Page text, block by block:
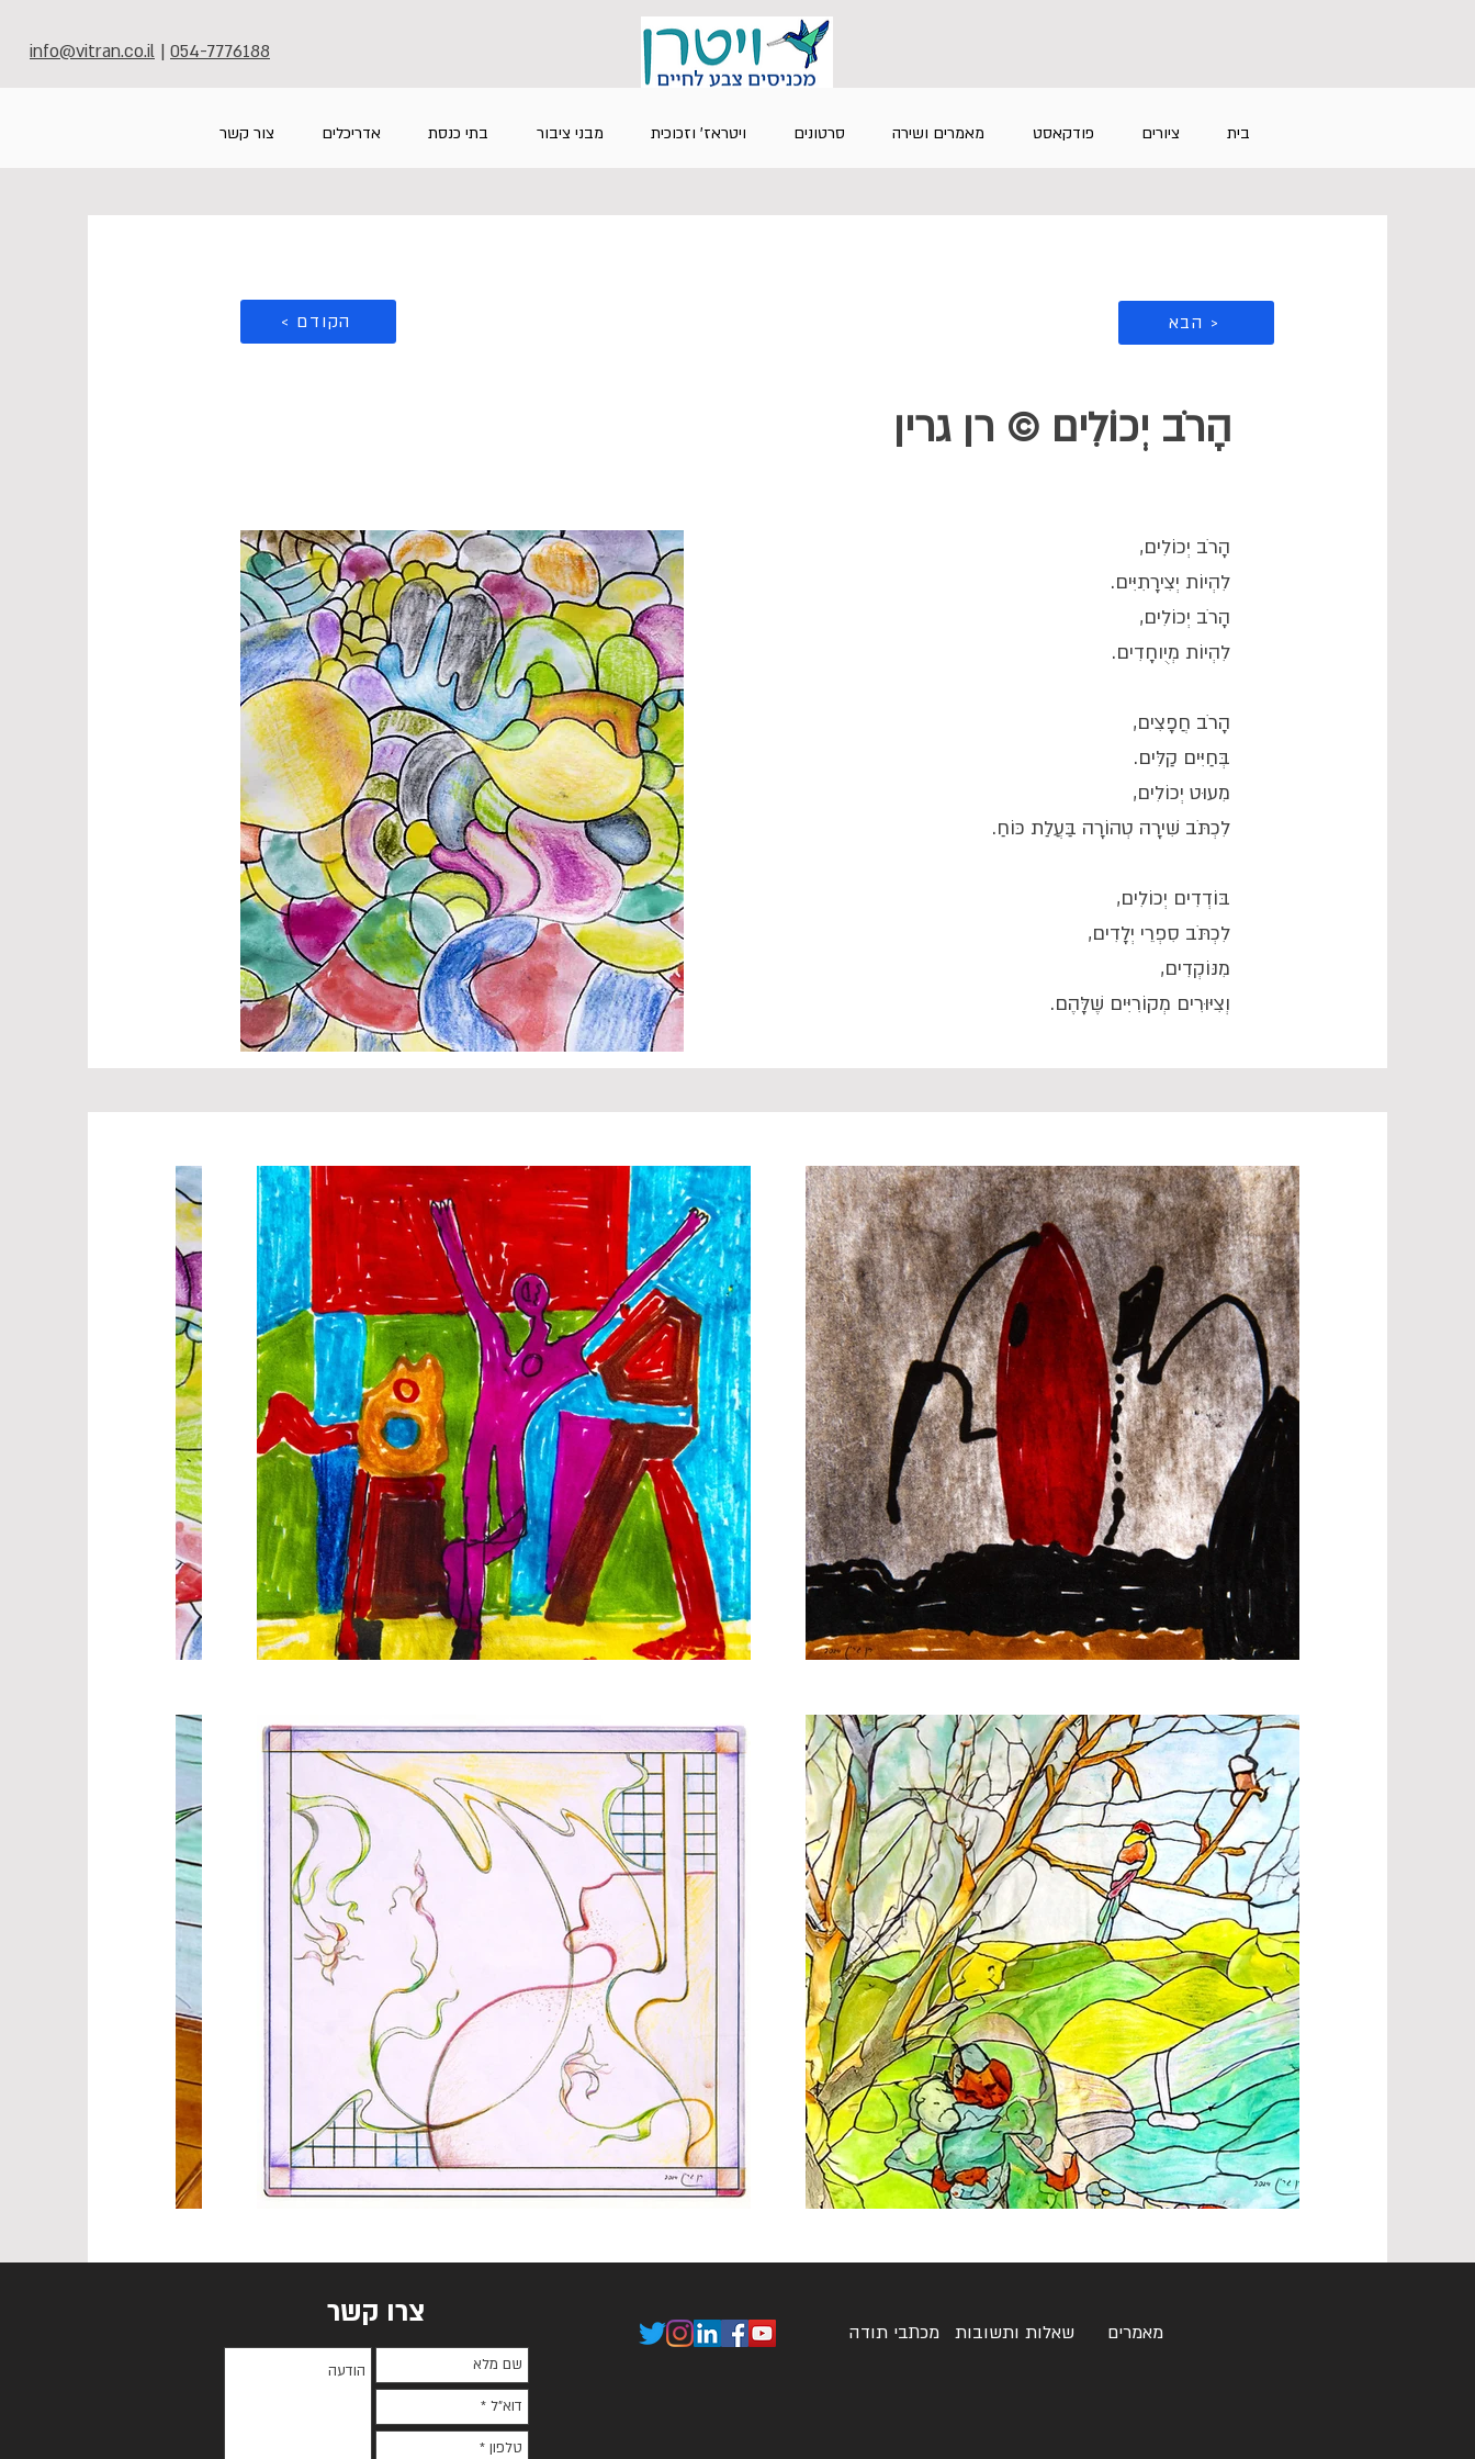
info@vitran.co.il | 054-7776188
בית ציורים פודקאסט מאמרים ושירה סרטונים ויטראז' וזכוכית מבני ציבור בתי כנסת אדריכלים צור קשר
< הקודם הבא >
הָרֹב יְכוֹלִים © רן גרין
הָרֹב יְכוֹלִים,
לִהְיוֹת יְצִירָתִיִּים.
הָרֹב יְכוֹלִים,
לִהְיוֹת מְיֻוחָדִים.
הָרֹב חֲפָצִים,
בְּחַיִּים קַלִּים.
מִעוּט יְכוֹלִים,
לִכְתֹּב שִׁירָה טְהוֹרָה בַּעֲלַת כּוֹחַ.
בּוֹדְדִים יְכוֹלִים,
לִכְתֹּב סִפְרֵי יְלָדִים,
מִנּוֹקְדִים,
וְצִיּוּרִים מְקוֹרִיִּים שֶׁלָּהֶם.
צרו קשר
מכתבי תודה שאלות ותשובות מאמרים